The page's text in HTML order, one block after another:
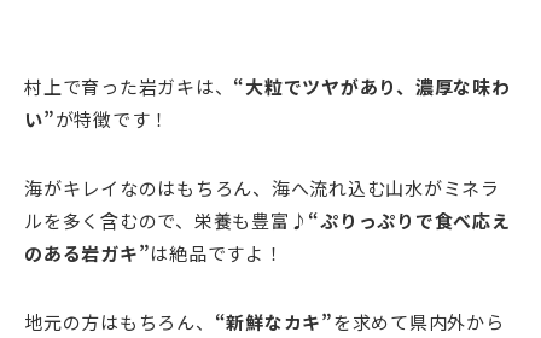
村上で育った岩ガキは、 “大粒でツヤがあり、濃厚な味わ
い”が特徴です！
海がキレイなのはもちろん、海へ流れ込む山水がミネラ
ルを多く含むので、栄養も豊富♪ “ぷりっぷりで食べ応え
のある岩ガキ”は絶品ですよ！
地元の方はもちろん、 “新鮮なカキ”を求めて県内外から